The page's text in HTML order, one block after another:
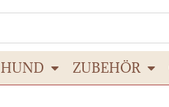
HUND ZUBEHÖR